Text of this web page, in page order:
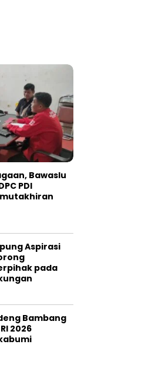
Bawaslu
PDI
Aspirasi
pada
Bambang
2026